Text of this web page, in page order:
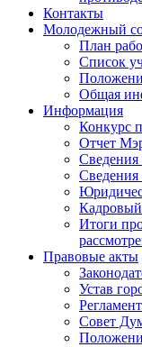
Контакты
Молодежный
План
Список
Общая
Информация
Конкурс
Отчет
Сведения
Кадровый
Итоги
Правовые акты
Устав
Совет